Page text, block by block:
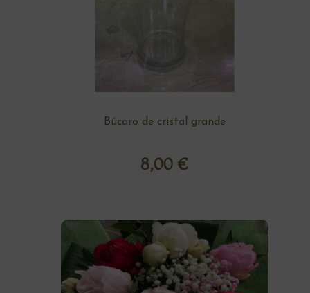
Búcaro de cristal grande
8,00 €